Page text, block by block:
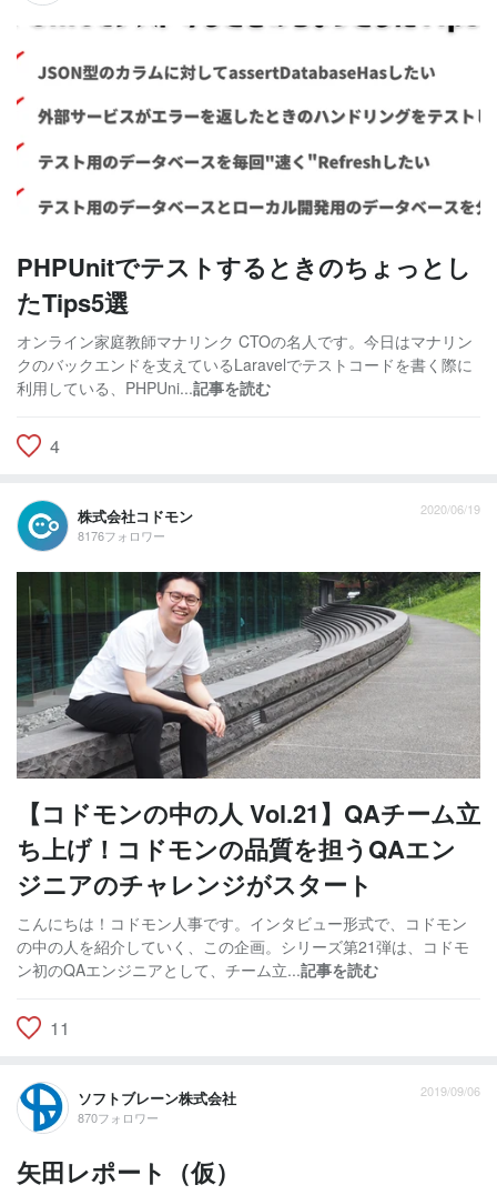
PHPUnitでテストするときのちょっとし
たTips5選
オンライン家庭教師マナリンク CTOの名人です。今日はマナリン
クのバックエンドを支えているLaravelでテストコードを書く際に
利用している、PHPUni...記事を読む
4
株式会社コドモン
8176フォロワー
2020/06/19
【コドモンの中の人 Vol.21】QAチーム立
ち上げ！コドモンの品質を担うQAエン
ジニアのチャレンジがスタート
こんにちは！コドモン人事です。インタビュー形式で、コドモン
の中の人を紹介していく、この企画。シリーズ第21弾は、コドモ
ン初のQAエンジニアとして、チーム立...記事を読む
11
ソフトブレーン株式会社
870フォロワー
2019/09/06
矢田レポート（仮）